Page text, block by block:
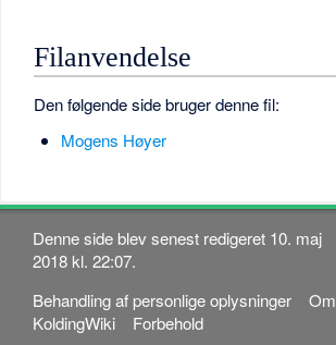
Filanvendelse
Den følgende side bruger denne fil:
Mogens Høyer
Denne side blev senest redigeret 10. maj
2018 kl. 22:07.
Behandling af personlige oplysninger
Om
KoldingWiki
Forbehold